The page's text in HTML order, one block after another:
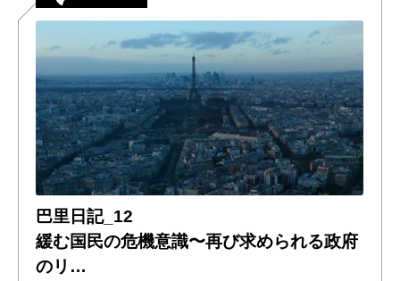
巴里日記_12
緩む国民の危機意識〜再び求められる政府
のリ…